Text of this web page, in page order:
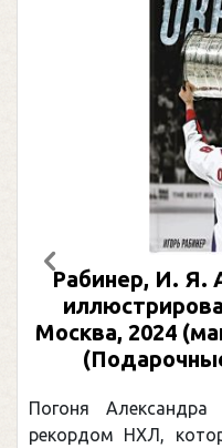
Рабинер, И. Я.
Москва, 2024
Погоня Александра
рекордом НХЛ,
Предыдущий